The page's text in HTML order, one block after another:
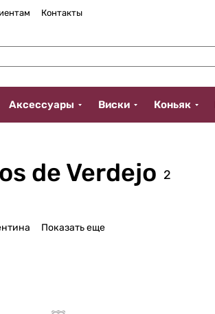
Контакты
Аксессуары Виски Коньяк
de Verdejo 2
Показать еще